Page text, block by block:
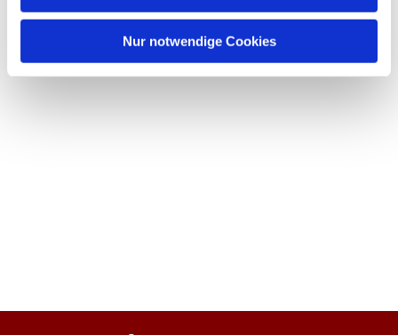
Nur notwendige Cookies